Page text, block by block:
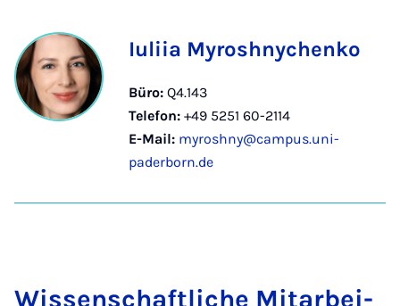
Iuliia Myroshnychenko
Büro: Q4.143
Telefon: +49 5251 60-2114
E-Mail: myroshny@campus.uni-
paderborn.de
Wis­sen­schaft­li­che Mit­a­r­bei­